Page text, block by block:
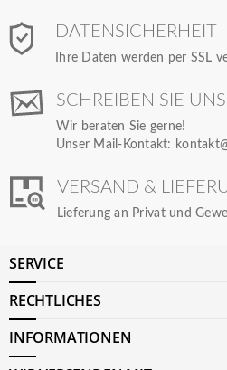
DATENSICHERHEIT
Ihre Daten werden per SSL
SCHREIBEN SIE UNS
Wir beraten Sie gerne!
Unser Mail-Kontakt:
VERSAND &
Lieferung an Privat und
SERVICE
RECHTLICHES
INFORMATIONEN